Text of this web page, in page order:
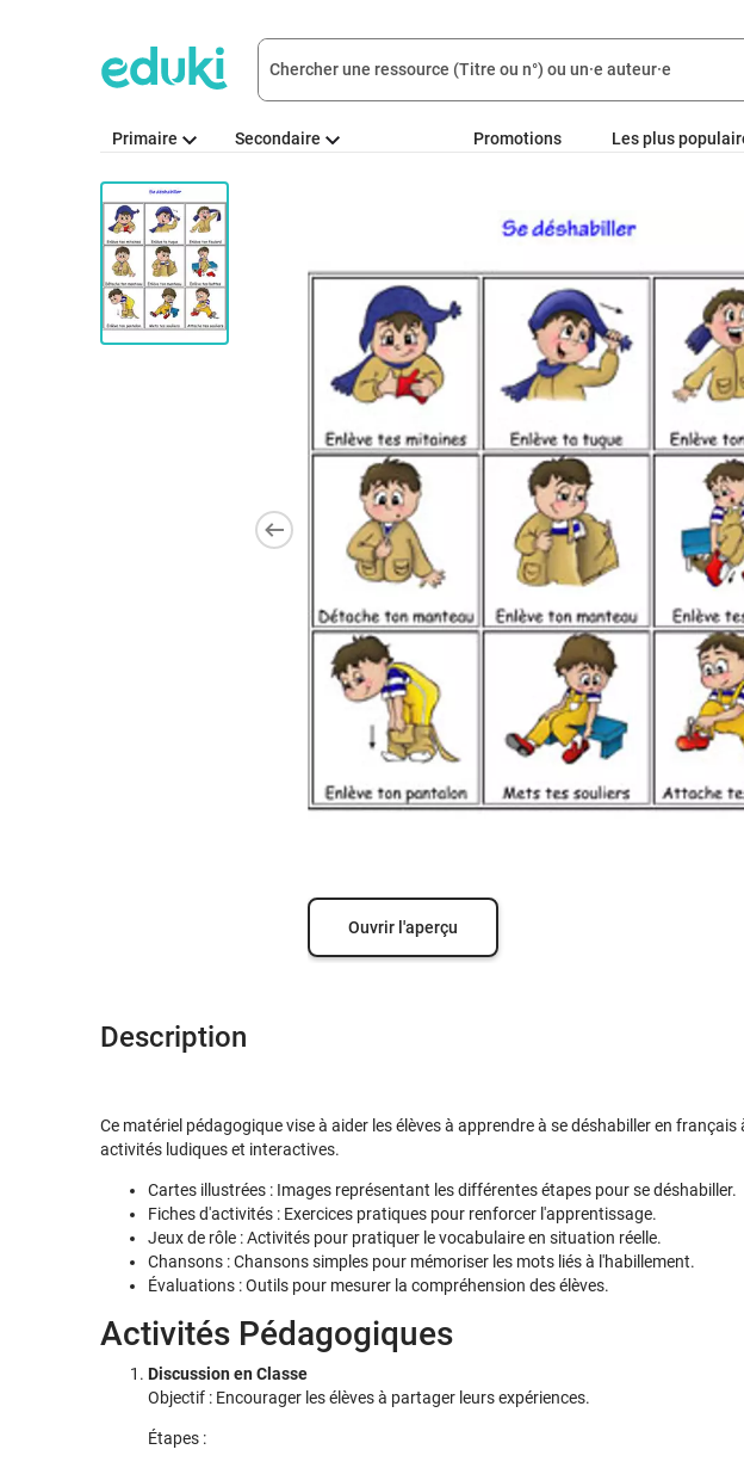
Primaire Secondaire Promotions Les plus
Ouvrir l'aperçu
Description
Ce matériel pédagogique vise à aider les élèves à apprendre à se déshabiller en français
activités ludiques et interactives.
Cartes illustrées : Images représentant les différentes étapes pour se déshabiller.
Fiches d'activités : Exercices pratiques pour renforcer l'apprentissage.
Jeux de rôle : Activités pour pratiquer le vocabulaire en situation réelle.
Chansons : Chansons simples pour mémoriser les mots liés à l'habillement.
Évaluations : Outils pour mesurer la compréhension des élèves.
Activités Pédagogiques
Discussion en Classe
Objectif : Encourager les élèves à partager leurs expériences.
Étapes :